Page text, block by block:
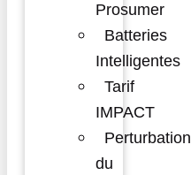
Prosumer
Batteries
Intelligentes
Tarif
IMPACT
Perturbation
du